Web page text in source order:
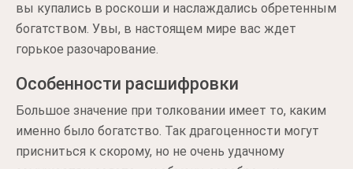
вы купались в роскоши и наслаждались обретенным
богатством. Увы, в настоящем мире вас ждет
горькое разочарование.
Особенности расшифровки
Большое значение при толковании имеет то, каким
именно было богатство. Так драгоценности могут
присниться к скорому, но не очень удачному